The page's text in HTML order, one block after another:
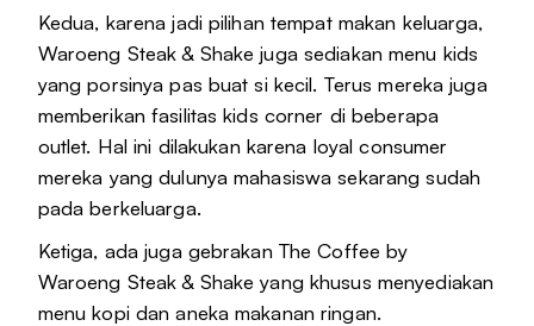
Kedua, karena jadi pilihan tempat makan keluarga,
Waroeng Steak & Shake juga sediakan menu kids
yang porsinya pas buat si kecil. Terus mereka juga
memberikan fasilitas kids corner di beberapa
outlet. Hal ini dilakukan karena loyal consumer
mereka yang dulunya mahasiswa sekarang sudah
pada berkeluarga.
Ketiga, ada juga gebrakan The Coffee by
Waroeng Steak & Shake yang khusus menyediakan
menu kopi dan aneka makanan ringan.